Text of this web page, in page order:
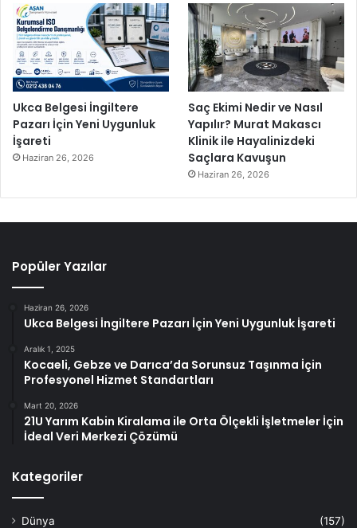
Ukca Belgesi İngiltere
Pazarı İçin Yeni Uygunluk
İşareti
Haziran 26, 2026
Saç Ekimi Nedir ve Nasıl
Yapılır? Murat Makascı
Klinik ile Hayalinizdeki
Saçlara Kavuşun
Haziran 26, 2026
Popüler Yazılar
Haziran 26, 2026
Ukca Belgesi İngiltere Pazarı İçin Yeni Uygunluk İşareti
Aralık 1, 2025
Kocaeli, Gebze ve Darıca’da Sorunsuz Taşınma İçin
Profesyonel Hizmet Standartları
Mart 20, 2026
21U Yarım Kabin Kiralama ile Orta Ölçekli İşletmeler İçin
İdeal Veri Merkezi Çözümü
Kategoriler
Dünya
(157)